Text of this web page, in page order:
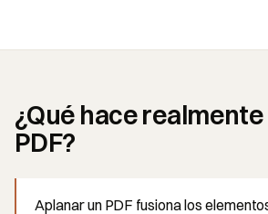
¿Qué hace
PDF?
Aplanar un PDF fusiona los